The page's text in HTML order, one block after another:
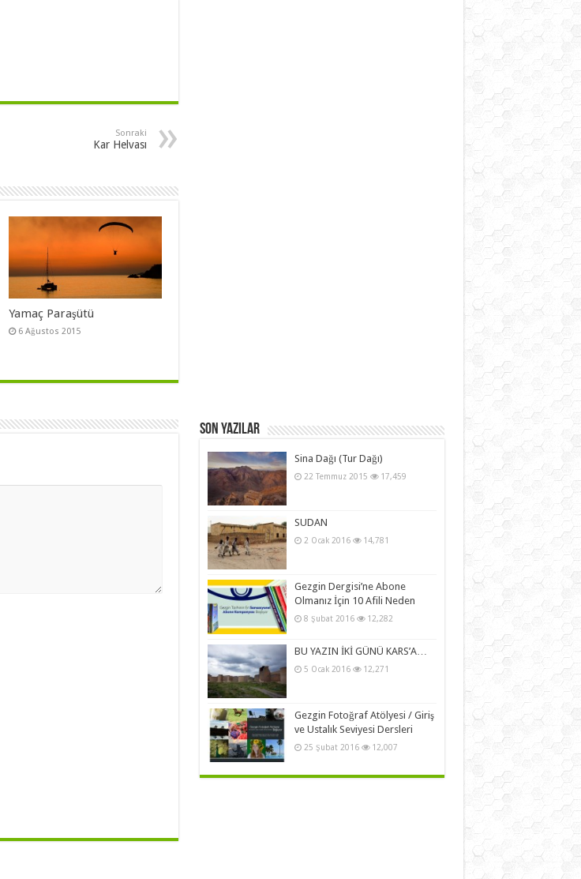
Sonraki
Kar Helvası
Yamaç Paraşütü
6 Ağustos 2015
Son Yazılar
Sina Dağı (Tur Dağı)
22 Temmuz 2015 17,459
SUDAN
2 Ocak 2016 14,781
Gezgin Dergisi’ne Abone
Olmanız İçin 10 Afili Neden
8 Şubat 2016 12,282
BU YAZIN İKİ GÜNÜ KARS’A…
5 Ocak 2016 12,271
Gezgin Fotoğraf Atölyesi / Giriş
ve Ustalık Seviyesi Dersleri
25 Şubat 2016 12,007